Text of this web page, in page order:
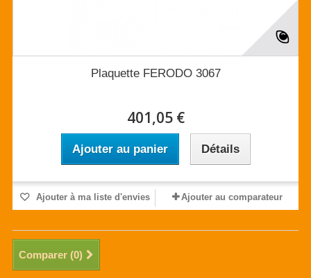
Plaquette FERODO 3067
401,05 €
Ajouter au panier Détails
Ajouter à ma liste d'envies Ajouter au comparateur
Comparer (0)